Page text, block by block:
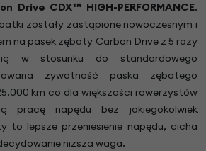
Drive CDX™ HIGH-PERFORMANCE.
zostały zastąpione nowoczesnym i
na pasek zębaty Carbon Drive z 5 razy
w stosunku do standardowego
żywotność paska zębatego
km co dla większości rowerzystów
pracę napędu bez jakiegokolwiek
to lepsze przeniesienie napędu, cicha
niższa waga.